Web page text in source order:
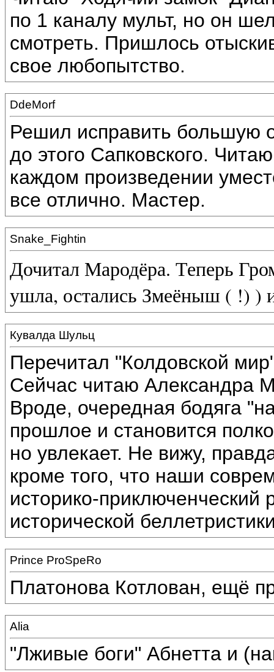
по 1 каналу мульт, но он
смотреть. Пришлось
свое любопытство.
DdeMorf
Решил исправить большую
до этого Сапковского.
каждом произведении
все отлично. Мастер.
Snake_Fightin
Дочитал Мародёра. Теперь
ушла, остались Змеёныш ( !) )
Кувалда Шульц
Перечитал "Колдовской
Сейчас читаю Александра
Вроде, очередная бодяга
прошлое и становится
но увлекает. Не вижу,
кроме того, что наши
историко-
исторической
Prince ProSpeRo
Платонова Котлован, ещё
Alia
"Лживые боги" Абнетта и